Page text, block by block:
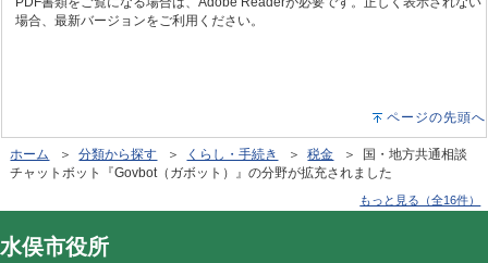
PDF書類をご覧になる場合は、Adobe Readerが必要です。正しく表示されない
場合、最新バージョンをご利用ください。
ページの先頭へ
ホーム ＞分類から探す ＞ くらし・手続き ＞税金 ＞ 国・地方共通相談
チャットボット『Govbot（ガボット）』の分野が拡充されました
もっと見る（全16件）
水俣市役所